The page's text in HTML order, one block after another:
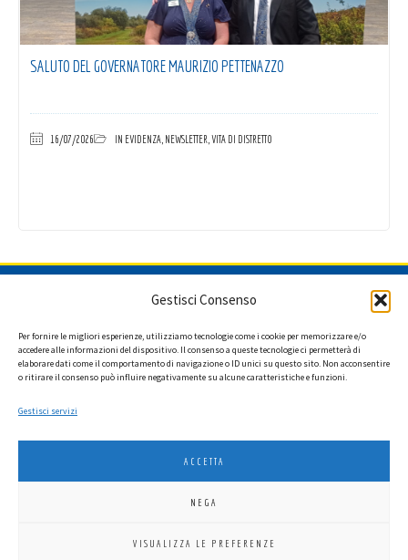
Gestisci Consenso
Per fornire le migliori esperienze, utilizziamo tecnologie come i cookie per memorizzare e/o
accedere alle informazioni del dispositivo. Il consenso a queste tecnologie ci permetterà di
elaborare dati come il comportamento di navigazione o ID unici su questo sito. Non acconsentire
o ritirare il consenso può influire negativamente su alcune caratteristiche e funzioni.
Gestisci servizi
ACCETTA
NEGA
VISUALIZZA LE PREFERENZE
SALUTO DEL GOVERNATORE MAURIZIO PETTENAZZO
16/07/2026 IN EVIDENZA, NEWSLETTER VITA DI DISTRETTO
Ho letto l'informativa privacy e acconsento a ricevere via e-mail la
newsletter contenente aggiornamenti su attività, iniziative ed eventi
LIONS INTERNATIONAL DISTRETTO 108 TA 3